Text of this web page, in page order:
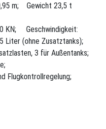
m; Gewicht 23,5 t
KN; Geschwindigkeit:
Liter (ohne Zusatztanks);
3 für Außentanks;
Flugkontrollregelung;